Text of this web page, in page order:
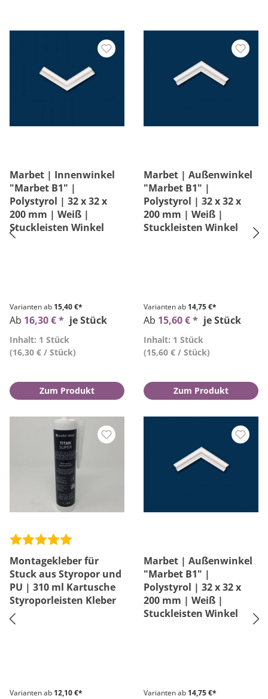
Marbet | Innenwinkel
"Marbet B1" |
Polystyrol | 32 x 32 x
200 mm | Weiß |
Stuckleisten Winkel
Varianten ab 15,40 €*
Ab 16,30 € * je Stück
Inhalt: 1 Stück
(16,30 € / Stück)
Zum Produkt
Marbet | Außenwinkel
"Marbet B1" |
Polystyrol | 32 x 32 x
200 mm | Weiß |
Stuckleisten Winkel
Varianten ab 14,75 €*
Ab 15,60 € * je Stück
Inhalt: 1 Stück
(15,60 € / Stück)
Zum Produkt
Montagekleber für
Stuck aus Styropor und
PU | 310 ml Kartusche
Styroporleisten Kleber
Varianten ab 12,10 €*
Marbet | Außenwinkel
"Marbet B1" |
Polystyrol | 32 x 32 x
200 mm | Weiß |
Stuckleisten Winkel
Varianten ab 14,75 €*